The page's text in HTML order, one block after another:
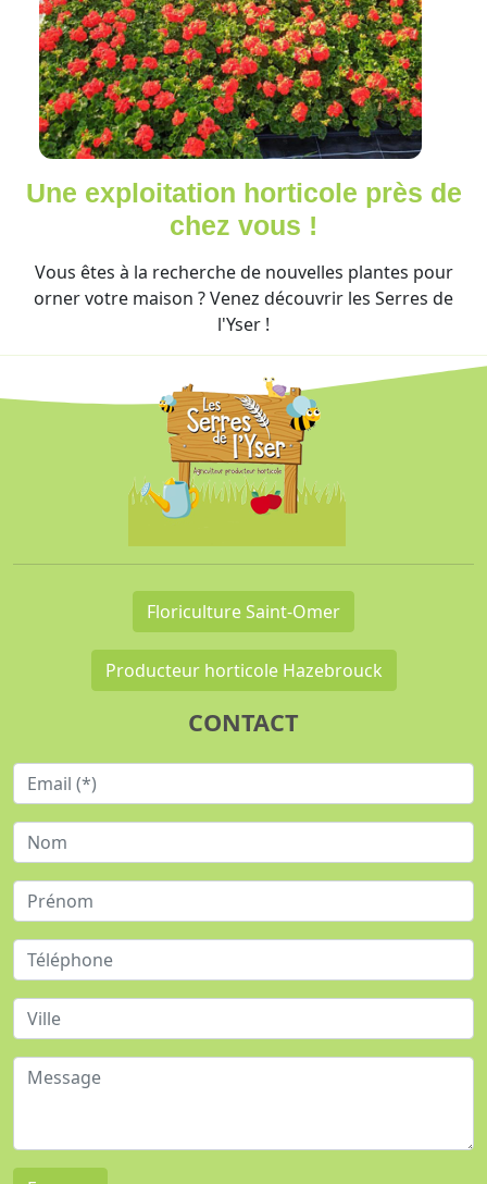
Une exploitation horticole près de
chez vous !
Vous êtes à la recherche de nouvelles plantes pour
orner votre maison ? Venez découvrir les Serres de
l'Yser !
Floriculture Saint-Omer
Producteur horticole Hazebrouck
CONTACT